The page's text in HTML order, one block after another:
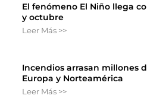
El fenómeno El Niño llega
y octubre
Leer Más >>
Incendios arrasan millones
Europa y Norteamérica
Leer Más >>